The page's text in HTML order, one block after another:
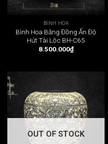
BÌNH HOA
Bình Hoa Bằng Đồng Ấn Độ
Hút Tài Lộc BH-C65
8.500.000₫
OUT OF STOCK